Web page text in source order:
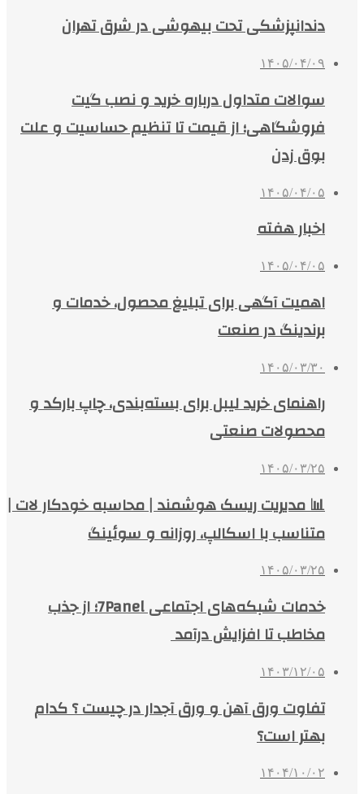
دندانپزشکی تحت بیهوشی در شرق تهران
۱۴۰۵/۰۴/۰۹
سوالات متداول درباره خرید و نصب گیت
فروشگاهی؛ از قیمت تا تنظیم حساسیت و علت
بوق زدن
۱۴۰۵/۰۴/۰۵
اخبار هفته
۱۴۰۵/۰۴/۰۵
اهمیت آگهی برای تبلیغ محصول، خدمات و
برندینگ در صنعت
۱۴۰۵/۰۳/۳۰
راهنمای خرید لیبل برای بسته‌بندی، چاپ بارکد و
محصولات صنعتی
۱۴۰۵/۰۳/۲۵
📊 مدیریت ریسک هوشمند | محاسبه خودکار لات |
متناسب با اسکالپ، روزانه و سوئینگ
۱۴۰۵/۰۳/۲۵
خدمات شبکه‌های اجتماعی 7Panel؛ از جذب
مخاطب تا افزایش درآمد
۱۴۰۳/۱۲/۰۵
تفاوت ورق آهن و ورق آجدار در چیست ؟ کدام
بهتر است؟
۱۴۰۴/۱۰/۰۲